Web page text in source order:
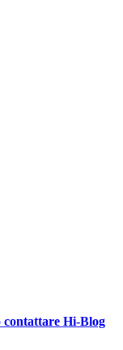
contattare Hi-Blog